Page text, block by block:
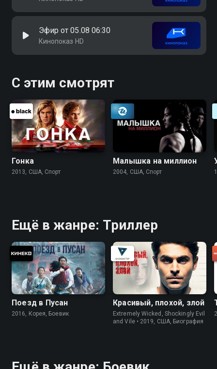
Эфир от 05.08 06:30
Кинопоказ HD
С этим смотрят
Гонка
2013, США, Спорт
Малышка на миллион
2004, США, Спорт
Ещё в жанре: Триллер
Поезд в Пусан
2016, Корея, Боевик
Красивый, плохой, злой
Extremely Wicked, Shockingly Evil
and Vile • 2019, США, Биография